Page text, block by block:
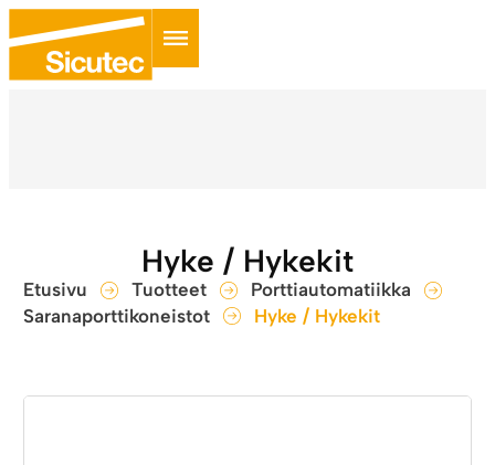
Hyke / Hykekit
Etusivu Tuotteet
Porttiautomatiikka
Saranaporttikoneistot
Hyke / Hykekit